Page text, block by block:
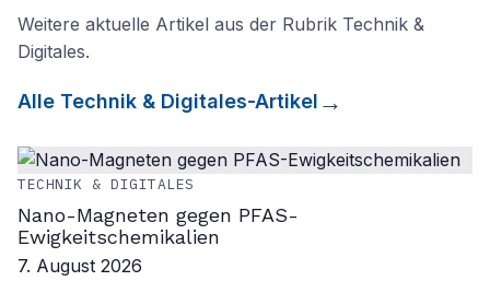
Weitere aktuelle Artikel aus der Rubrik Technik &
Digitales.
Alle Technik & Digitales-Artikel
TECHNIK & DIGITALES
Nano-Magneten gegen PFAS-
Ewigkeitschemikalien
7. August 2026